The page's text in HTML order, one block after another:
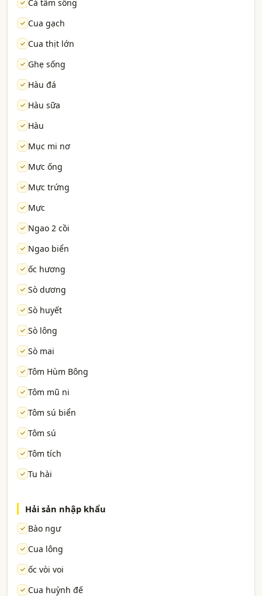
Cá tầm sống
Cua gạch
Cua thịt lớn
Ghẹ sống
Hàu đá
Hàu sữa
Hàu
Mục mi nơ
Mực ống
Mực trứng
Mực
Ngao 2 cồi
Ngao biển
ốc hương
Sò dương
Sò huyết
Sò lông
Sò mai
Tôm Hùm Bông
Tôm mũ ni
Tôm sú biển
Tôm sú
Tôm tích
Tu hài
Hải sản nhập khẩu
Bào ngư
Cua lông
ốc vòi voi
Cua huỳnh đế